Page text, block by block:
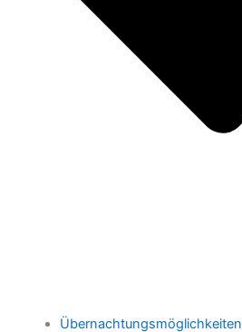
Übernachtungsmöglichkeiten